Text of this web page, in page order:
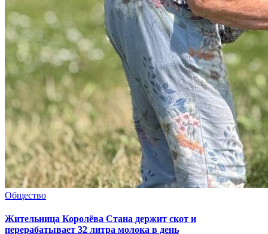
Общество
Жительница Королёва Стана держит скот и
перерабатывает 32 литра молока в день